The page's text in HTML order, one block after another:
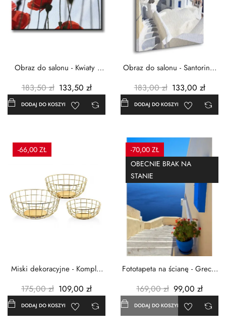
Obraz do salonu - Kwiaty -
183,50 zł 133,50 zł
DODAJ DO KOSZYKA
Obraz do salonu - Santorini -
183,00 zł 133,00 zł
DODAJ DO KOSZYKA
-66,00 ZŁ
Miski dekoracyjne - Komplet
175,00 zł 109,00 zł
DODAJ DO KOSZYKA
-70,00 ZŁ
OBECNIE BRAK NA
STANIE
Fototapeta na ścianę - Grecja
169,00 zł 99,00 zł
DODAJ DO KOSZYKA